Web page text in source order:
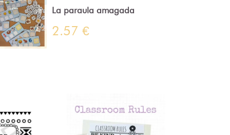
La paraula amagada
2.57 €